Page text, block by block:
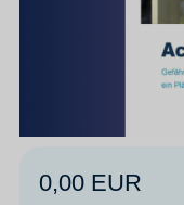
0,00 EUR